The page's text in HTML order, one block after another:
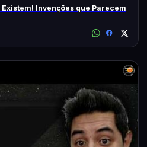
Invenções que Parecem